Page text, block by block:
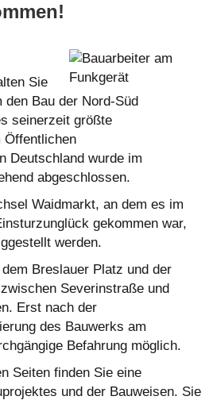
Sie
den Bau der Nord-Süd
seinerzeit größte
Öffentlichen
Deutschland wurde im
abgeschlossen.
Waidmarkt, an dem es im
gekommen war,
werden.
Breslauer Platz und der
Severinstraße und
Erst nach der
des Bauwerks am
Befahrung möglich.
Seiten finden Sie eine
und der Bauweisen. Sie